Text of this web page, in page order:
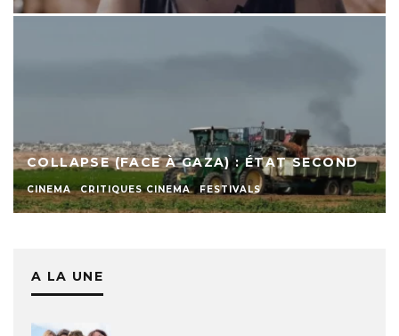
COLLAPSE (FACE À GAZA) : ÉTAT SECOND
CINEMA CRITIQUES CINEMA FESTIVALS
A LA UNE